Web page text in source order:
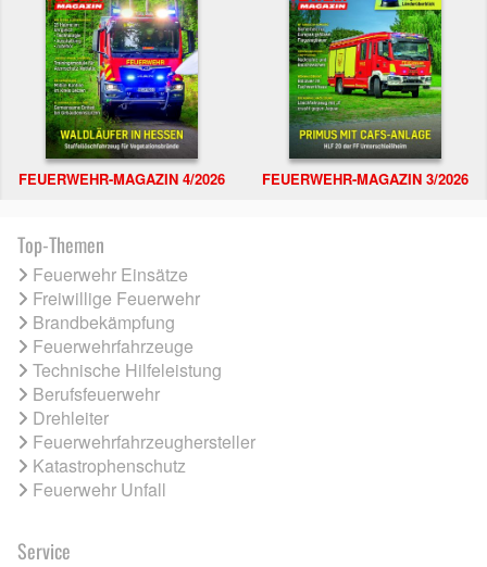
FEUERWEHR-MAGAZIN 4/2026 FEUERWEHR-MAGAZIN 3/2026
Top-Themen
Feuerwehr Einsätze
Freiwillige Feuerwehr
Brandbekämpfung
Feuerwehrfahrzeuge
Technische Hilfeleistung
Berufsfeuerwehr
Drehleiter
Feuerwehrfahrzeughersteller
Katastrophenschutz
Feuerwehr Unfall
Service